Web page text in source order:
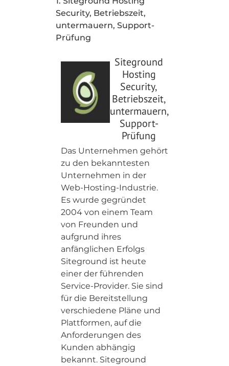
Security, Betriebszeit,
untermauern, Support-
Prüfung
Siteground
Hosting
Security,
Betriebszeit,
untermauern,
Support-
Prüfung
Das Unternehmen gehört
zu den bekanntesten
Unternehmen in der
Web-Hosting-Industrie.
Es wurde gegründet
2004 von einem Team
von Freunden und
aufgrund ihres
anfänglichen Erfolgs
Siteground ist heute
einer der führenden
Service-Provider. Sie sind
für die Bereitstellung
verschiedene Pläne und
Plattformen, auf die
Anforderungen des
Kunden abhängig
bekannt. Siteground